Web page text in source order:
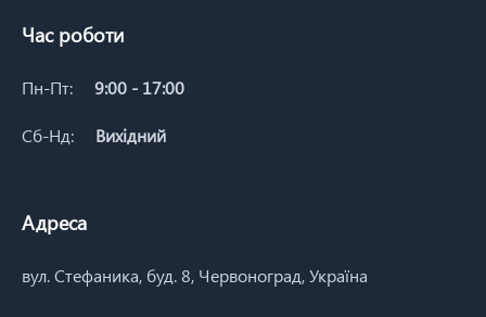
Час роботи
Пн-Пт: 9:00 - 17:00
Сб-Нд: Вихідний
Адреса
вул. Стефаника, буд. 8, Червоноград, Україна